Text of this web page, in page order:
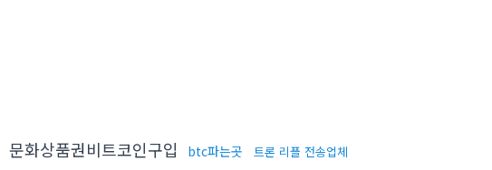
문화상품권비트코인구입 btc파는곳 트론 리플 전송업체